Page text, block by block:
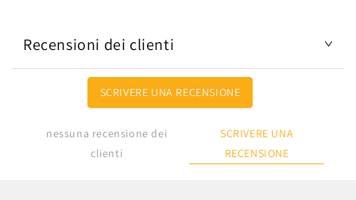
Recensioni dei clienti
SCRIVERE UNA RECENSIONE
nessuna recensione dei
clienti
SCRIVERE UNA
RECENSIONE